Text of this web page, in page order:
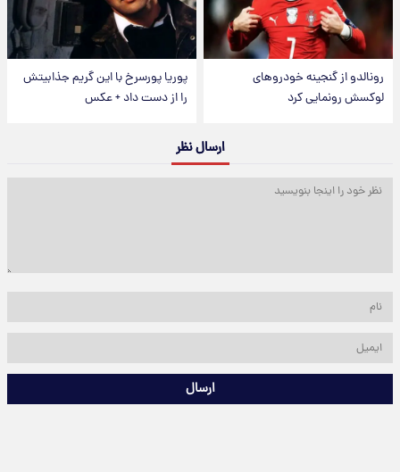
رونالدو از گنجینه خودروهای
لوکسش رونمایی کرد
پوریا پورسرخ با این گریم جذابیتش
را از دست داد + عکس
ارسال نظر
ارسال